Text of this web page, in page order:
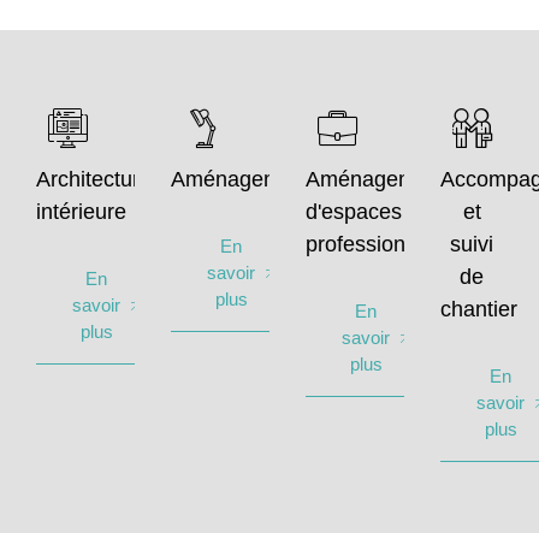
Architecture
intérieure
En
savoir
plus
Aménagement
En
savoir
plus
Aménagement
d'espaces
professionnels
En
savoir
plus
et
suivi
de
chantier
En
savoir
plus